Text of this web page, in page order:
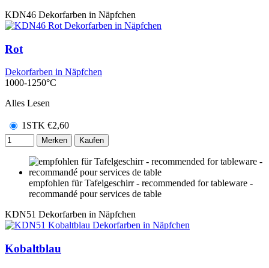
KDN46 Dekorfarben in Näpfchen
Rot
Dekorfarben in Näpfchen
1000-1250°C
Alles Lesen
1STK €2,60
Merken Kaufen
empfohlen für Tafelgeschirr - recommended for tableware -
recommandé pour services de table
KDN51 Dekorfarben in Näpfchen
Kobaltblau